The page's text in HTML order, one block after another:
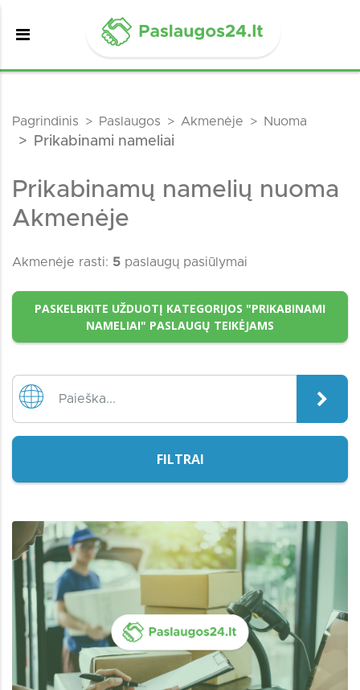
Pagrindinis Paslaugos Akmenėje Nuoma
Prikabinami nameliai
Prikabinamų namelių nuoma
Akmenėje
Akmenėje rasti: 5 paslaugų pasiūlymai
PASKELBKITE UŽDUOTĮ KATEGORIJOS "PRIKABINAMI
NAMELIAI" PASLAUGŲ TEIKĖJAMS
FILTRAI